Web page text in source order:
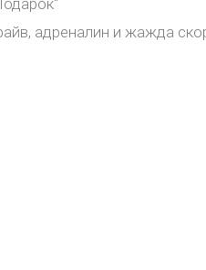
адреналин и жажда